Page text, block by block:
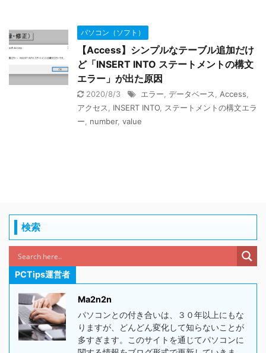
パソコン（ソフト）
【Access】シンプルなテーブル追加だけ
ど「INSERT INTO ステートメントの構文
エラー」が出た原因
2020/8/3 エラー データベース Access
アクセス
INSERT INTO
ステートメントの構文エラ
ー
number, value
検索
PCTips運営者
Ma2n2n
パソコンとの付き合いは、３０年以上にもな
りますが、どんどん変化して知らないことが
多すぎます。このサイトを通じてパソコンに